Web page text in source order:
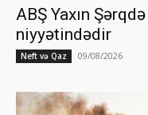
ABŞ Yaxın
niyyətindədir
Neft və Qaz 09/08/2026